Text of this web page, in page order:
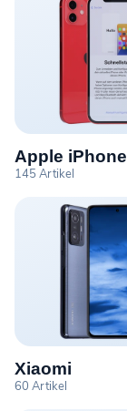
Apple iPhone
145 Artikel
Xiaomi
60 Artikel